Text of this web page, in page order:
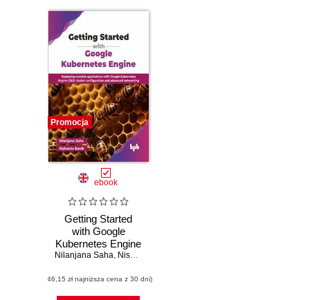
Promocja
ebook
Getting Started
with Google
Kubernetes Engine
Nilanjana Saha, Nishanta Banik
(46,15 zł najniższa cena z 30 dni)